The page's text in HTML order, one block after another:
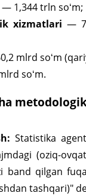
— 1,344 trln soʻm;
xizmatlari —
mlrd soʻm
soʻm.
Statistika
(oziq-
band qilgan
tashqari)"